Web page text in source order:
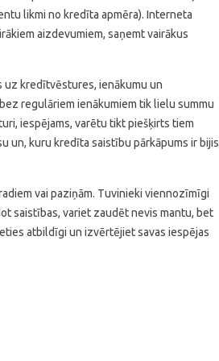
likmi no kredīta apmēra). Interneta
aizdevumiem, saņemt vairākus
uz kredītvēstures, ienākumu un
regulāriem ienākumiem tik lielu summu
iespējams, varētu tikt piešķirts tiem
un, kuru kredīta saistību pārkāpums ir bijis
vai paziņām. Tuvinieki viennozīmīgi
saistības, variet zaudēt nevis mantu, bet
atbildīgi un izvērtējiet savas iespējas